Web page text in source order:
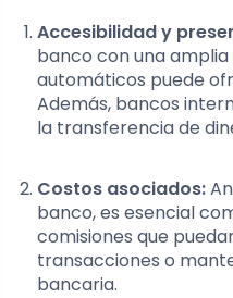
Accesibilidad y
banco con una
automáticos puede
Además, bancos
la transferencia de
Costos asociados:
banco, es esencial
comisiones que
transacciones o
bancaria.